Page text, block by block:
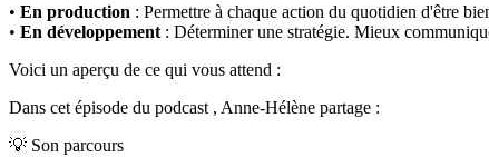
• En production : Permettre à chaque action du quotidien d'être
• En développement : Déterminer une stratégie. Mieux
Voici un aperçu de ce qui vous attend :
Dans cet épisode du podcast , Anne-Hélène partage :
💡 Son parcours